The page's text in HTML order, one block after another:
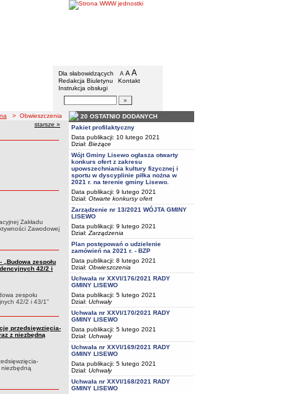
Gmina Lisewo
Menu dodatkowe
Dla słabowidzących A pomniejsz czcionkę
A standardowy rozmiar czcionki
A
Redakcja Biuletynu
Kontakt
Instrukcja obsługi
Wyszukiwarka artykułów
> Obwieszczenia
starsze obwieszczenia
»
Zakładu
Zawodowej
zespołu
42/2 i
zespołu
42/2 i 43/1”
przedsięwzięcia-
z niezbędną
20 OSTATNIO DODANYCH
Pakiet profilaktyczny
Data publikacji: 10 lutego 2021
Dział: Bieżące
Wójt Gminy Lisewo ogłasza otwarty
konkurs ofert z zakresu
upowszechniania kultury fizycznej i
sportu w dyscyplinie piłka nożna w
2021 r. na terenie gminy Lisewo.
Data publikacji: 9 lutego 2021
Dział: Otwarte konkursy ofert
Zarządzenie nr 13/2021 WÓJTA GMINY
LISEWO
Data publikacji: 9 lutego 2021
Dział: Zarządzenia
Plan postępowań o udzielenie
zamówień na 2021 r. - BZP
Data publikacji: 8 lutego 2021
Dział: Obwieszczenia
Uchwała nr XXVI/176/2021 RADY
GMINY LISEWO
Data publikacji: 5 lutego 2021
Dział: Uchwały
Uchwała nr XXVI/170/2021 RADY
GMINY LISEWO
Data publikacji: 5 lutego 2021
Dział: Uchwały
Uchwała nr XXVI/169/2021 RADY
GMINY LISEWO
Data publikacji: 5 lutego 2021
Dział: Uchwały
Uchwała nr XXVI/168/2021 RADY
GMINY LISEWO